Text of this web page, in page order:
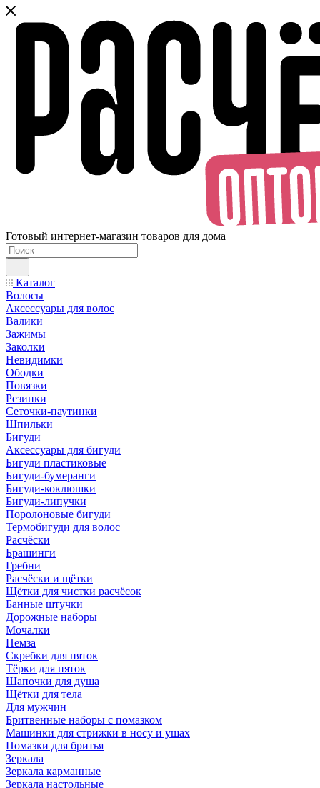
Готовый интернет-магазин товаров для дома
Каталог
Волосы
Аксессуары для волос
Валики
Зажимы
Заколки
Невидимки
Ободки
Повязки
Резинки
Сеточки-паутинки
Шпильки
Бигуди
Аксессуары для бигуди
Бигуди пластиковые
Бигуди-бумеранги
Бигуди-коклюшки
Бигуди-липучки
Поролоновые бигуди
Термобигуди для волос
Расчёски
Брашинги
Гребни
Расчёски и щётки
Щётки для чистки расчёсок
Банные штучки
Дорожные наборы
Мочалки
Пемза
Скребки для пяток
Тёрки для пяток
Шапочки для душа
Щётки для тела
Для мужчин
Бритвенные наборы с помазком
Машинки для стрижки в носу и ушах
Помазки для бритья
Зеркала
Зеркала карманные
Зеркала настольные